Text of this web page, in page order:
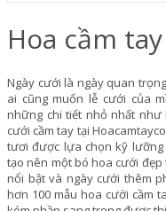
Hoa cầm
Ngày cưới là ngày quan
ai cũng muốn lễ cưới của
những chi tiết nhỏ nhất như
cưới cầm tay tại
tươi được lựa chọn kỹ
tạo nên một bó hoa cưới
nổi bật và ngày cưới thêm
hơn 100 mẫu hoa cưới cầm